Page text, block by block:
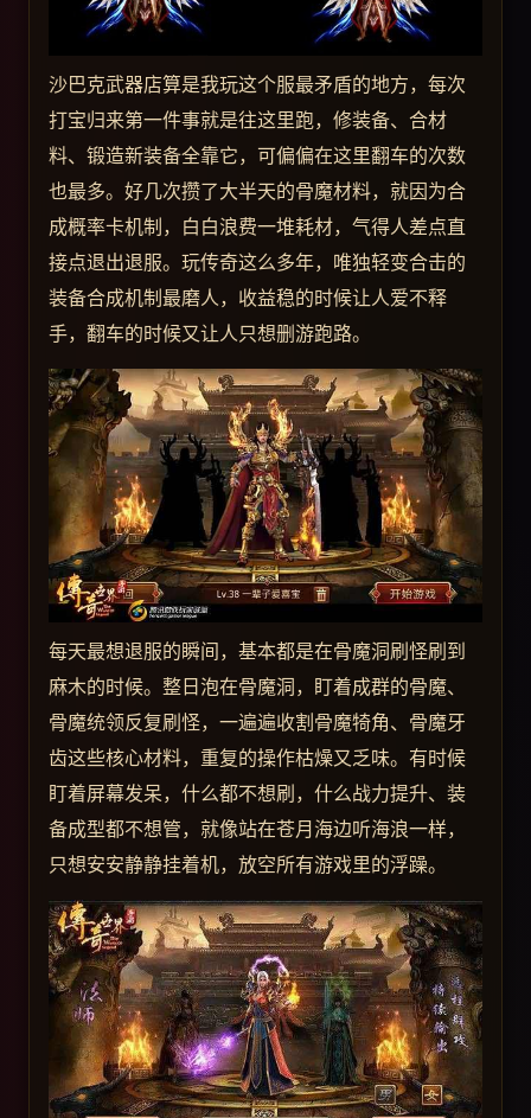
沙巴克武器店算是我玩这个服最矛盾的地方，每次
打宝归来第一件事就是往这里跑，修装备、合材
料、锻造新装备全靠它，可偏偏在这里翻车的次数
也最多。好几次攒了大半天的骨魔材料，就因为合
成概率卡机制，白白浪费一堆耗材，气得人差点直
接点退出退服。玩传奇这么多年，唯独轻变合击的
装备合成机制最磨人，收益稳的时候让人爱不释
手，翻车的时候又让人只想删游跑路。
每天最想退服的瞬间，基本都是在骨魔洞刷怪刷到
麻木的时候。整日泡在骨魔洞，盯着成群的骨魔、
骨魔统领反复刷怪，一遍遍收割骨魔犄角、骨魔牙
齿这些核心材料，重复的操作枯燥又乏味。有时候
盯着屏幕发呆，什么都不想刷，什么战力提升、装
备成型都不想管，就像站在苍月海边听海浪一样，
只想安安静静挂着机，放空所有游戏里的浮躁。